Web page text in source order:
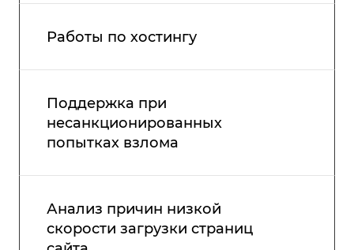
Работы по хостингу
Поддержка при
несанкционированных
попытках взлома
Анализ причин низкой
скорости загрузки страниц